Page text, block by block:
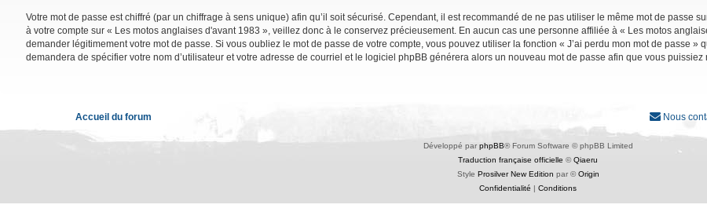
Votre mot de passe est chiffré (par un chiffrage à sens unique) afin qu’il soit sécurisé. Cependant, il est recommandé de ne pas utiliser le même mot de passe
à votre compte sur « Les motos anglaises d'avant 1983 », veillez donc à le conservez précieusement. En aucun cas une personne affiliée à « Les motos
demander légitimement votre mot de passe. Si vous oubliez le mot de passe de votre compte, vous pouvez utiliser la fonction « J’ai perdu mon mot de passe
demandera de spécifier votre nom d’utilisateur et votre adresse de courriel et le logiciel phpBB générera alors un nouveau mot de passe afin que vous
Accueil du forum Nous
Développé par phpBB® Forum Software © phpBB Limited
Traduction française officielle ©Qiaeru
Style Prosilver New Edition par ©Origin
Confidentialité
Conditions